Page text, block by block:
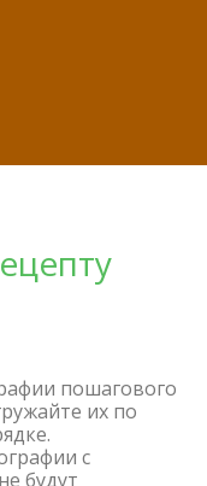
пошагового
их по
с
будут